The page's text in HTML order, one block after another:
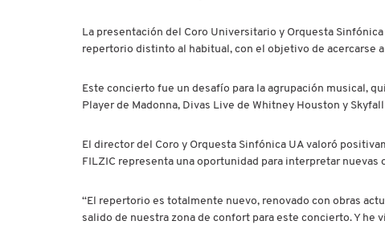
La presentación del Coro Universitario y Orquesta
repertorio distinto al habitual, con el objetivo de acercarse
Este concierto fue un desafío para la agrupación musical,
Player de Madonna, Divas Live de Whitney Houston y
El director del Coro y Orquesta Sinfónica UA valoró
FILZIC representa una oportunidad para interpretar nuevas
“El repertorio es totalmente nuevo, renovado con obras
salido de nuestra zona de confort para este concierto. Y